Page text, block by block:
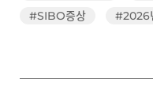
#SIBO증상
#2026